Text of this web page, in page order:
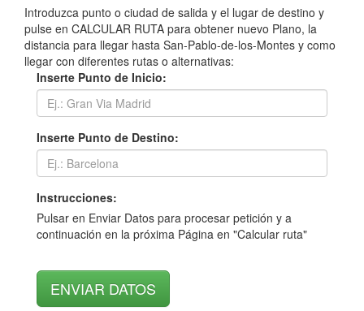
Introduzca punto o ciudad de salida y el lugar de destino y
pulse en CALCULAR RUTA para obtener nuevo Plano, la
distancia para llegar hasta San-Pablo-de-los-Montes y como
llegar con diferentes rutas o alternativas:
Inserte Punto de Inicio:
Inserte Punto de Destino:
Instrucciones:
Pulsar en Enviar Datos para procesar petición y a
continuación en la próxima Página en "Calcular ruta"